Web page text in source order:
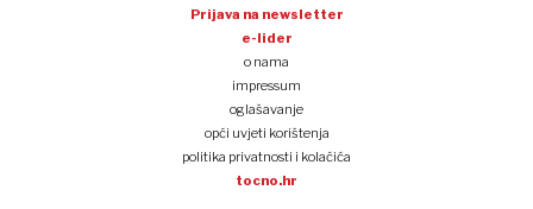
Prijava na newsletter
e-lider
o nama
impressum
oglašavanje
opći uvjeti korištenja
politika privatnosti i kolačića
tocno.hr